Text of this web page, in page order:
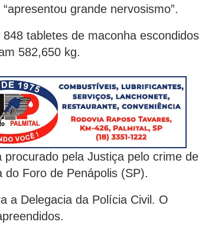
grande nervosismo”.
tabletes de maconha escondidos
582,650 kg.
pela Justiça pelo crime de
do Foro de Penápolis (SP).
a Delegacia da Polícia Civil. O